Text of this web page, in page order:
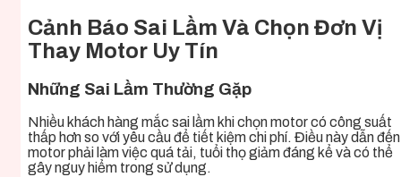
Cảnh Báo Sai Lầm Và Chọn Đơn Vị
Thay Motor Uy Tín
Những Sai Lầm Thường Gặp
Nhiều khách hàng mắc sai lầm khi chọn motor có công suất
thấp hơn so với yêu cầu để tiết kiệm chi phí. Điều này dẫn đến
motor phải làm việc quá tải, tuổi thọ giảm đáng kể và có thể
gây nguy hiểm trong sử dụng.